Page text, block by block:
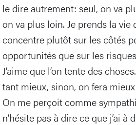
le dire autrement: seul, on va
on va plus loin. Je prends la
concentre plutôt sur les côtés
opportunités que sur les
J’aime que l’on tente des
tant mieux, sinon, on fera
On me perçoit comme
n’hésite pas à dire ce que j’ai à